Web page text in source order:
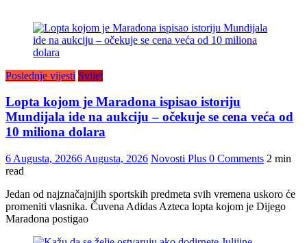
Poslednje vijesti Svijet
Lopta kojom je Maradona ispisao istoriju
Mundijala ide na aukciju – očekuje se cena veća od
10 miliona dolara
6 Augusta, 20266 Augusta, 2026 Novosti Plus 0 Comments 2 min
read
Jedan od najznačajnijih sportskih predmeta svih vremena uskoro će
promeniti vlasnika. Čuvena Adidas Azteca lopta kojom je Dijego
Maradona postigao